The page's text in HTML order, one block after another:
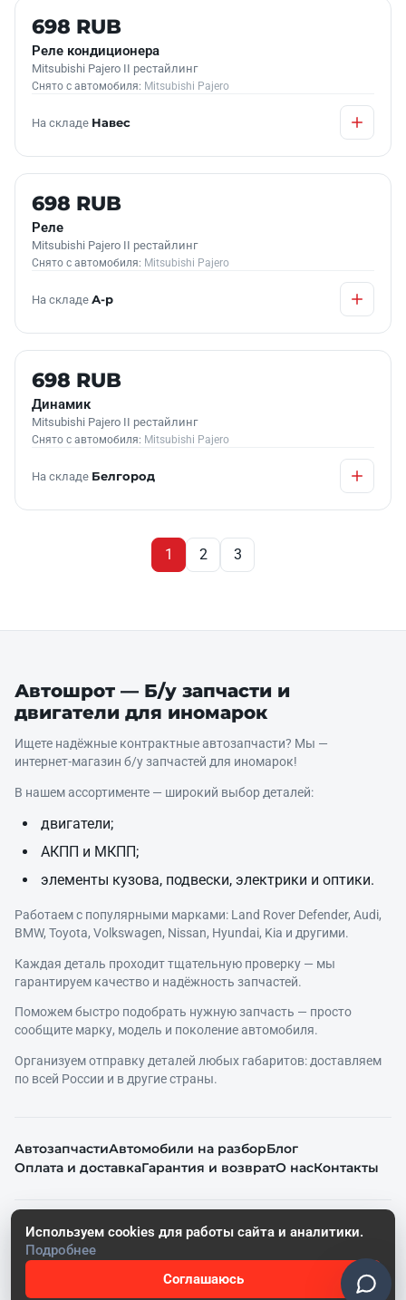
Б/У В НАЛИЧИИ
698 RUB
Реле кондиционера
Mitsubishi Pajero II рестайлинг
Снято с автомобиля: Mitsubishi Pajero
На складе Навес
Б/У В НАЛИЧИИ
698 RUB
Реле
Mitsubishi Pajero II рестайлинг
Снято с автомобиля: Mitsubishi Pajero
На складе А-р
Б/У В НАЛИЧИИ
698 RUB
Динамик
Mitsubishi Pajero II рестайлинг
Снято с автомобиля: Mitsubishi Pajero
На складе Белгород
1 2 3
Автошрот — Б/у запчасти и
двигатели для иномарок
Ищете надёжные контрактные автозапчасти? Мы —
интернет‑магазин б/у запчастей для иномарок!
В нашем ассортименте — широкий выбор деталей:
двигатели;
АКПП и МКПП;
элементы кузова, подвески, электрики и оптики.
Работаем с популярными марками: Land Rover Defender, Audi,
BMW, Toyota, Volkswagen, Nissan, Hyundai, Kia и другими.
Каждая деталь проходит тщательную проверку — мы
гарантируем качество и надёжность запчастей.
Поможем быстро подобрать нужную запчасть — просто
сообщите марку, модель и поколение автомобиля.
Организуем отправку деталей любых габаритов: доставляем
по всей России и в другие страны.
АвтозапчастиАвтомобили на разборБлог
Оплата и доставкаГарантия и возвратО насКонтакты
© 2026. Все права защищены.
Политика конфиденциальности
Согласие на обработку персональных данных
Работает на SoftRazborki Сайты
Используем cookies для работы сайта и аналитики.
Подробнее
Соглашаюсь